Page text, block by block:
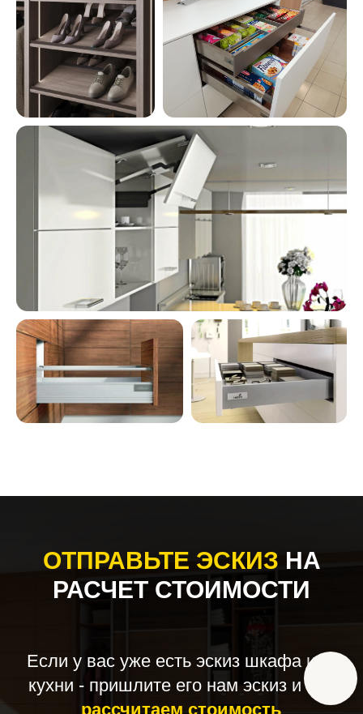
ОТПРАВЬТЕ ЭСКИЗ НА
РАСЧЕТ СТОИМОСТИ
Если у вас уже есть эскиз шкафа или
кухни - пришлите его нам эскиз имы
рассчитаем стоимость